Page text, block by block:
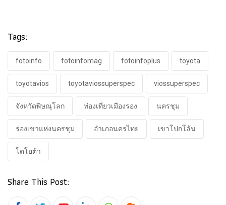
Tags:
fotoinfo fotoinfomag fotoinfoplus toyota
toyotavios toyotaviossuperspec viossuperspec
จังหวัดพิษณุโลก ท่องเที่ยวเมืองรอง นครชุม
ร่องเขาแห่งนครชุม อำเภอนครไทย เขาโปกโล้น
โตโยต้า
Share This Post: